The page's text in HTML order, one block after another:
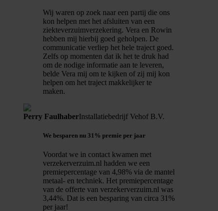
Wij waren op zoek naar een partij die ons
kon helpen met het afsluiten van een
ziekteverzuimverzekering. Vera en Rowin
hebben mij hierbij goed geholpen. De
communicatie verliep het hele traject goed.
Zelfs op momenten dat ik het te druk had
om de nodige informatie aan te leveren,
belde Vera mij om te kijken of zij mij kon
helpen om het traject makkelijker te
maken.
Perry FaulhaberInstallatiebedrijf Vehof B.V.
We besparen nu 31% premie per jaar
Voordat we in contact kwamen met
verzekerverzuim.nl hadden we een
premiepercentage van 4,98% via de mantel
metaal- en techniek. Het premiepercentage
van de offerte van verzekerverzuim.nl was
3,44%. Dat is een besparing van circa 31%
per jaar!